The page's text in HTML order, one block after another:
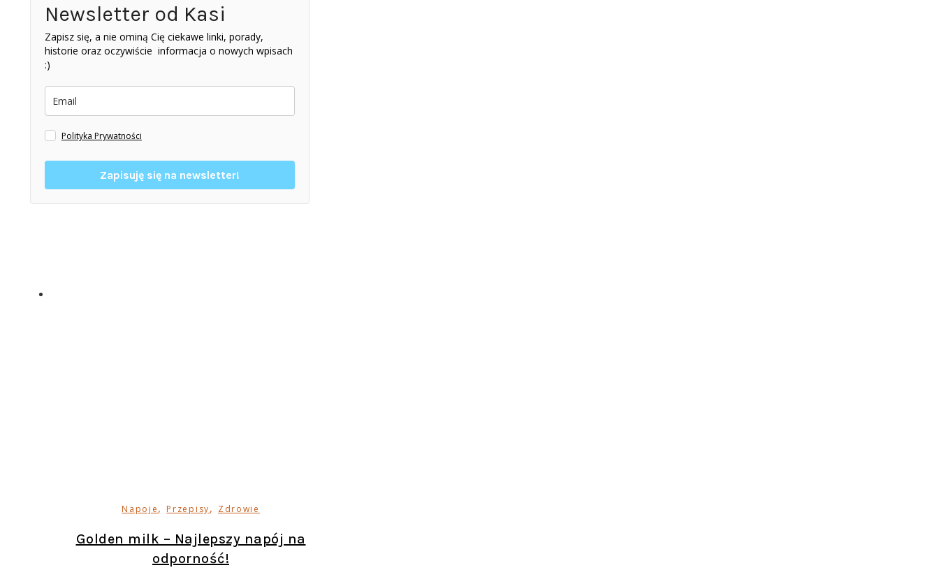
Newsletter od Kasi
Zapisz się, a nie ominą Cię ciekawe linki, porady,
historie oraz oczywiście informacja o nowych wpisach
:)
Polityka Prywatności
Zapisuję się na newsletter!
Napoje, Przepisy, Zdrowie
Golden milk – Najlepszy napój na
odporność!